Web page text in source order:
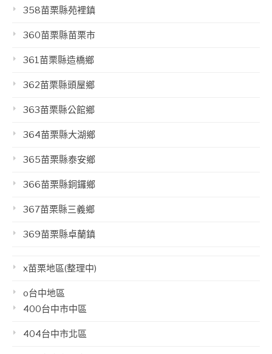
358苗栗縣苑裡鎮
360苗栗縣苗栗市
361苗栗縣造橋鄉
362苗栗縣頭屋鄉
363苗栗縣公館鄉
364苗栗縣大湖鄉
365苗栗縣泰安鄉
366苗栗縣銅鑼鄉
367苗栗縣三義鄉
369苗栗縣卓蘭鎮
x苗栗地區(整理中)
o台中地區
400台中市中區
404台中市北區